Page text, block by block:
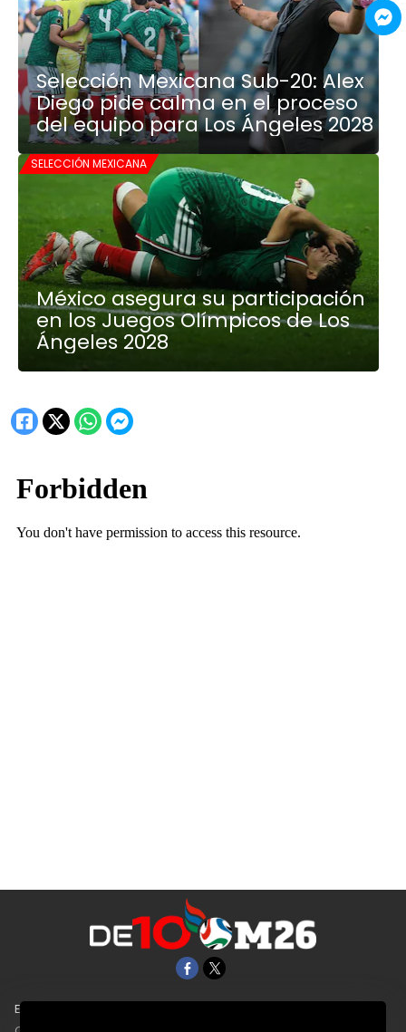
Selección Mexicana Sub-20: Alex
Diego pide calma en el proceso
del equipo para Los Ángeles 2028
SELECCIÓN MEXICANA
México asegura su participación
en los Juegos Olímpicos de Los
Ángeles 2028
EL UNIVERSAL